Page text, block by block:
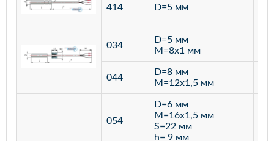
414 D=5 мм
034
D=5 мм
M=8х1 мм
044
D=8 мм
M=12х1,5 мм
054
D=6 мм
M=16х1,5 мм
S=22 мм
h= 9 мм